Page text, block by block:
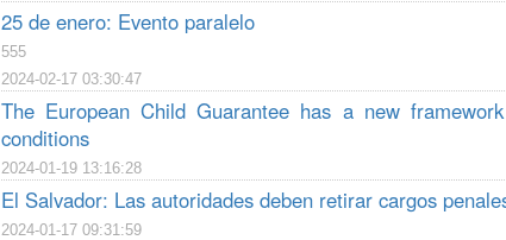
25 de enero: Evento paralelo
555
2024-02-17 03:30:47
The European Child Guarantee has a new
conditions
2024-01-19 13:16:28
El Salvador: Las autoridades deben retirar cargos
2024-01-17 09:31:59